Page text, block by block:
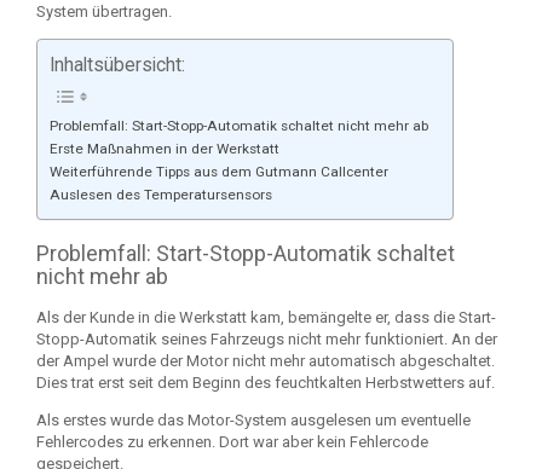
System übertragen.
Inhaltsübersicht:
Problemfall: Start-Stopp-Automatik schaltet nicht mehr ab
Erste Maßnahmen in der Werkstatt
Weiterführende Tipps aus dem Gutmann Callcenter
Auslesen des Temperatursensors
Problemfall: Start-Stopp-Automatik schaltet
nicht mehr ab
Als der Kunde in die Werkstatt kam, bemängelte er, dass die Start-
Stopp-Automatik seines Fahrzeugs nicht mehr funktioniert. An der
der Ampel wurde der Motor nicht mehr automatisch abgeschaltet.
Dies trat erst seit dem Beginn des feuchtkalten Herbstwetters auf.
Als erstes wurde das Motor-System ausgelesen um eventuelle
Fehlercodes zu erkennen. Dort war aber kein Fehlercode
gespeichert.